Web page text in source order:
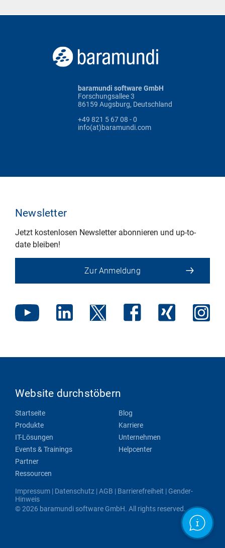
baramundi software GmbH
Forschungsallee 3
86159 Augsburg, Deutschland
+49 821 5 67 08 - 0
info(at)baramundi.com
Newsletter
Jetzt kostenlosen Newsletter abonnieren und up-to-
date bleiben!
Zur Anmeldung
Website durchstöbern
Startseite
Produkte
IT-Lösungen
Events & Trainings
Partner
Ressourcen
Blog
Karriere
Unternehmen
Helpcenter
Impressum | Datenschutz |AGB | Barrierefreiheit | Gender-
Hinweis
© 2026 baramundi software GmbH. All rights reserved.